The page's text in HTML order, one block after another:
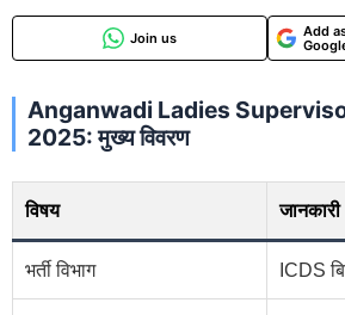
Join us
Add
Anganwadi Ladies
2025: मुख्य विवरण
विषय जानकारी
भर्ती विभाग ICDS